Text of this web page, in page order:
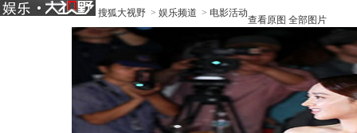
搜狐大视野 > 娱乐频道 > 电影活动
查看原图 全部图片